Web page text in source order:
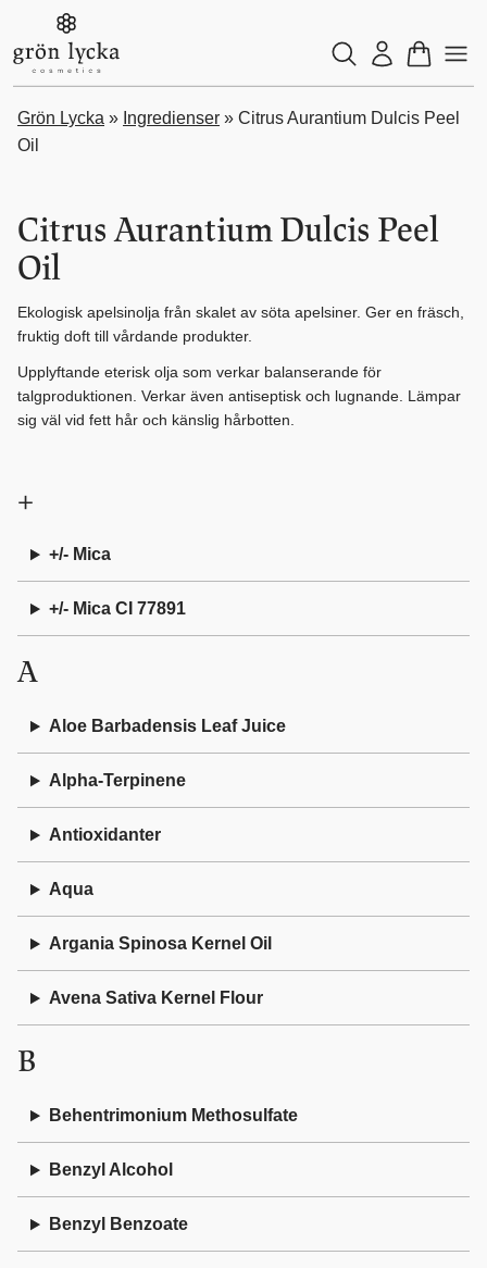
Grön Lycka » Ingredienser » Citrus Aurantium Dulcis Peel
Oil
Citrus Aurantium Dulcis Peel
Oil
Ekologisk apelsinolja från skalet av söta apelsiner. Ger en fräsch,
fruktig doft till vårdande produkter.
Upplyftande eterisk olja som verkar balanserande för
talgproduktionen. Verkar även antiseptisk och lugnande. Lämpar
sig väl vid fett hår och känslig hårbotten.
+
+/- Mica
+/- Mica CI 77891
A
Aloe Barbadensis Leaf Juice
Alpha-Terpinene
Antioxidanter
Aqua
Argania Spinosa Kernel Oil
Avena Sativa Kernel Flour
B
Behentrimonium Methosulfate
Benzyl Alcohol
Benzyl Benzoate